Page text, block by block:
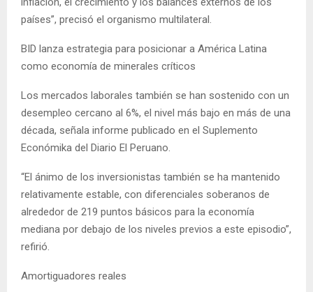
países”, precisó el organismo multilateral.
BID lanza estrategia para posicionar a América Latina
como economía de minerales críticos
Los mercados laborales también se han sostenido con un
desempleo cercano al 6%, el nivel más bajo en más de una
década, señala informe publicado en el Suplemento
Económika del Diario El Peruano.
“El ánimo de los inversionistas también se ha mantenido
relativamente estable, con diferenciales soberanos de
alrededor de 219 puntos básicos para la economía
mediana por debajo de los niveles previos a este episodio”,
refirió.
Amortiguadores reales